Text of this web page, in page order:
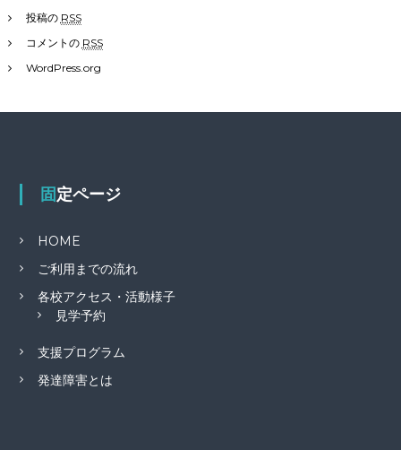
投稿の RSS
コメントの RSS
WordPress.org
固定ページ
HOME
ご利用までの流れ
各校アクセス・活動様子
見学予約
支援プログラム
発達障害とは